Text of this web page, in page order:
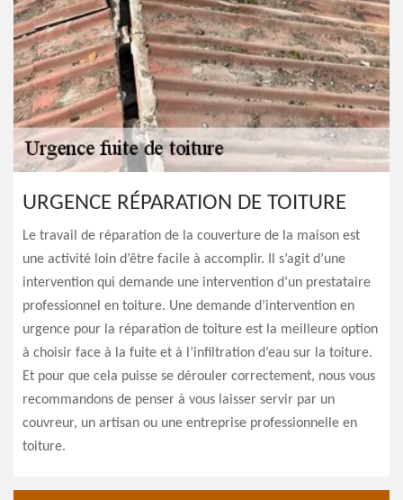
URGENCE RÉPARATION DE TOITURE
Le travail de réparation de la couverture de la maison est
une activité loin d’être facile à accomplir. Il s’agit d’une
intervention qui demande une intervention d’un prestataire
professionnel en toiture. Une demande d’intervention en
urgence pour la réparation de toiture est la meilleure option
à choisir face à la fuite et à l’infiltration d’eau sur la toiture.
Et pour que cela puisse se dérouler correctement, nous vous
recommandons de penser à vous laisser servir par un
couvreur, un artisan ou une entreprise professionnelle en
toiture.